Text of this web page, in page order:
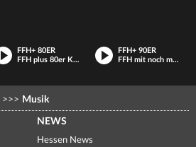
FFH+ 80ER
FFH plus 80er Kulthits
FFH+ 90ER
FFH mit noch mehr Hits aus den 90ern
>>> Musik
NEWS
Hessen News